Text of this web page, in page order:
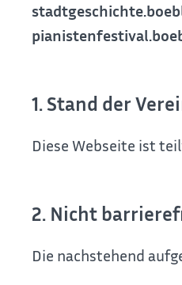
1. Stand der
Diese Webseite ist
2. Nicht
Die nachstehend